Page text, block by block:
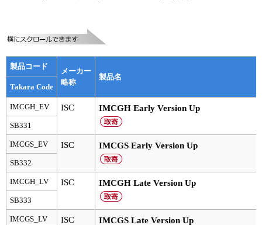
テクニカルサポートライン
リアルタイムPCR（プローブ法）
プライマー・プローブ検索・注文
機器ソフトウェア・ベクター配列ダウンロード
実験ガイド
リアルタイムPCR実験ガイド
遺伝子検査ガイド（食品・水質・家畜他）
NGSポータルサイト
幹細胞・再生医療研究ガイド
製品コード
メーカー
略称
製品名
Takara Code
IMCGH_EV ISC IMCGH Early Version Up
SB331
IMCGS_EV ISC IMCGS Early Version Up
SB332
IMCGH_LV ISC IMCGH Late Version Up
SB333
IMCGS_LV ISC IMCGS Late Version Up